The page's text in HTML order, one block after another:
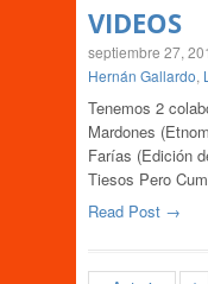
VIDEOS
septiembre 27,
Hernán Gallardo,
Tenemos 2
Mardones
Farías (Edición
Tiesos Pero
Read Post →